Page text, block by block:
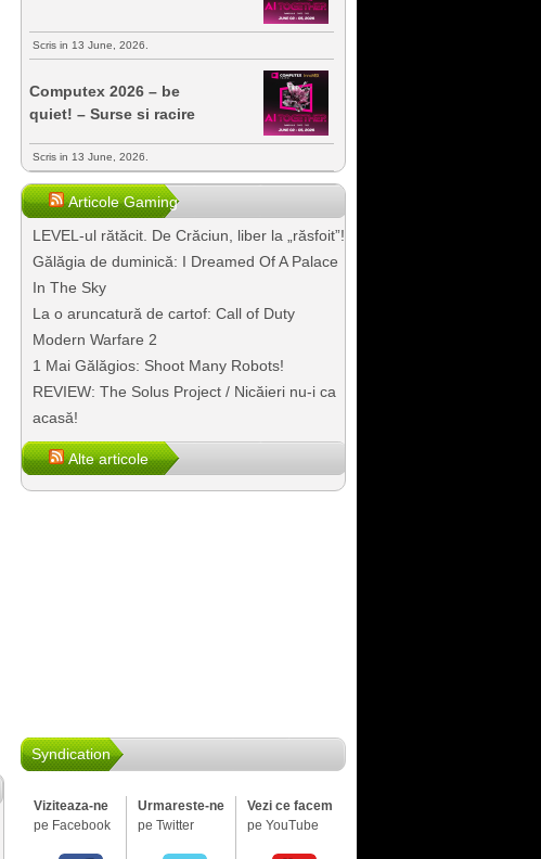
Scris in 13 June, 2026.
Computex 2026 – be
quiet! – Surse si racire
Scris in 13 June, 2026.
Articole Gaming
LEVEL-ul rătăcit. De Crăciun, liber la „răsfoit”!
Gălăgia de duminică: I Dreamed Of A Palace
In The Sky
La o aruncatură de cartof: Call of Duty
Modern Warfare 2
1 Mai Gălăgios: Shoot Many Robots!
REVIEW: The Solus Project / Nicăieri nu-i ca
acasă!
Alte articole
Syndication
Viziteaza-ne
pe Facebook
Urmareste-ne
pe Twitter
Vezi ce facem
pe YouTube